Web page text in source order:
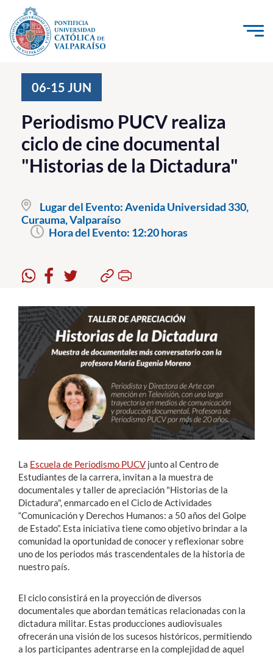
Click acá para ir directamente al contenido
Investigación, Creación e Innovación
PUCV Internacional
Vinculación con el Medio
Pregrado
Postgrado
Formación Continua
Estudiantes
Académicos
Funcionarios
Alumni
06-15 JUN
Periodismo PUCV realiza
ciclo de cine documental
"Historias de la Dictadura"
Lugar del Evento:Avenida Universidad 330,
Curauma, Valparaíso
Hora del Evento: 12:20 horas
La Escuela de Periodismo PUCV junto al Centro de
Estudiantes de la carrera, invitan a la muestra de
documentales y taller de apreciación "Historias de la
Dictadura", enmarcado en el Ciclo de Actividades
“Comunicación y Derechos Humanos: a 50 años del Golpe
de Estado”. Esta iniciativa tiene como objetivo brindar a la
comunidad la oportunidad de conocer y reflexionar sobre
uno de los periodos más trascendentales de la historia de
nuestro país.
El ciclo consistirá en la proyección de diversos
documentales que abordan temáticas relacionadas con la
dictadura militar. Estas producciones audiovisuales
ofrecerán una visión de los sucesos históricos, permitiendo
a los participantes adentrarse en la complejidad de aquel